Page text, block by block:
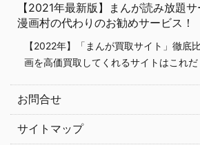
【2021年最新版】まんが読み放題
漫画村の代わりのお勧めサービス！
【2022年】「まんが買取サイト」徹底
画を高価買取してくれるサイトはこれだ
お問合せ
サイトマップ